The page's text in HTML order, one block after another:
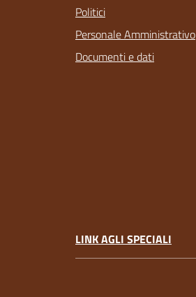
Politici
Personale Amministrativo
Documenti e dati
LINK AGLI SPECIALI